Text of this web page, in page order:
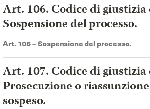
Art. 106. Codice di giustizia
Sospensione del processo.
Art.106 –Sospensione del processo.
Art. 107. Codice di giustizia
Prosecuzione o
sospeso.